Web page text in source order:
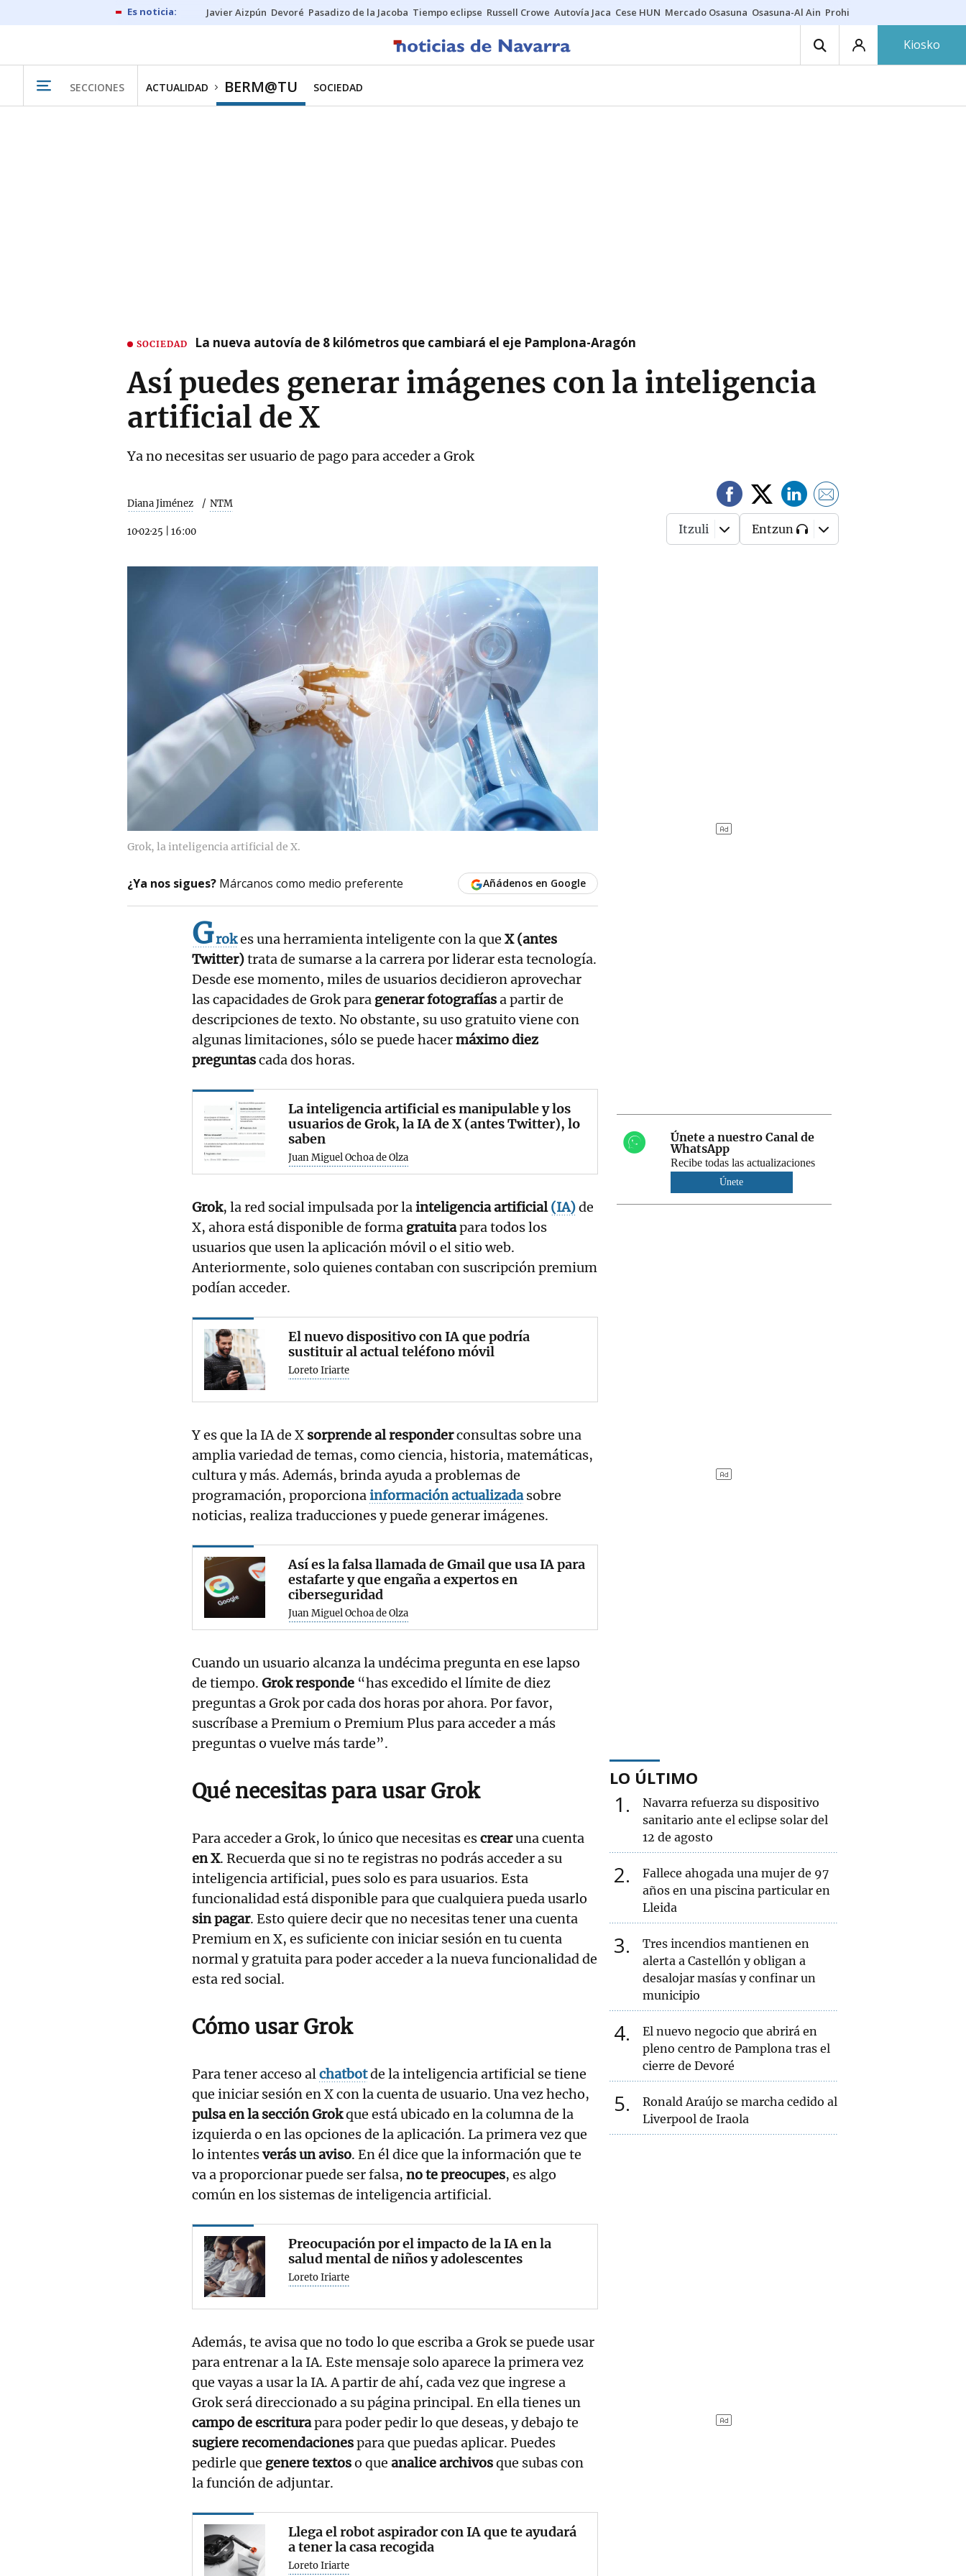
Javier Aizpún Devoré Pasadizo de la Jacoba Tiempo eclipse Russell Crowe Autovía Jaca Cese HUN Mercado Osasuna Osasuna-Al Ain Prohibiciones eclipse
Kiosko
SECCIONES ACTUALIDAD BERM@TU SOCIEDAD
SOCIEDAD La nueva autovía de 8 kilómetros que cambiará el eje Pamplona-Aragón
Así puedes generar imágenes con la inteligencia
artificial de X
Ya no necesitas ser usuario de pago para acceder a Grok
Diana Jiménez NTM
10·02·25 16:00 Itzuli Entzun
Grok, la inteligencia artificial de X.
¿Ya nos sigues? Márcanos como medio preferente Añádenos en Google
Grokes una herramienta inteligente con la que X (antes
Twitter)trata de sumarse a la carrera por liderar esta tecnología.
Desde ese momento, miles de usuarios decidieron aprovechar
las capacidades de Grok para generar fotografíasa partir de
descripciones de texto. No obstante, su uso gratuito viene con
algunas limitaciones, sólo se puede hacermáximo diez
preguntascada dos horas.
La inteligencia artificial es manipulable y los
usuarios de Grok, la IA de X (antes Twitter), lo
saben
Juan Miguel Ochoa de Olza
Grok, la red social impulsada por lainteligencia artificial(IA)de
X, ahora está disponible de forma gratuitapara todos los
usuarios que usen la aplicación móvil o el sitio web.
Anteriormente, solo quienes contaban con suscripción premium
podían acceder.
El nuevo dispositivo con IA que podría
sustituir al actual teléfono móvil
Loreto Iriarte
Y es que la IA de X sorprende al responderconsultas sobre una
amplia variedad de temas, como ciencia, historia, matemáticas,
cultura y más. Además, brinda ayuda a problemas de
programación, proporcionainformación actualizadasobre
noticias, realiza traducciones y puede generar imágenes.
Así es la falsa llamada de Gmail que usa IA para
estafarte y que engaña a expertos en
ciberseguridad
Juan Miguel Ochoa de Olza
Cuando un usuario alcanza la undécima pregunta en ese lapso
de tiempo. Grok responde “has excedido el límite de diez
preguntas a Grok por cada dos horas por ahora. Por favor,
suscríbase a Premium o Premium Plus para acceder a más
preguntas o vuelve más tarde”.
Qué necesitas para usar Grok
Para acceder a Grok, lo único que necesitas escrearuna cuenta
en X. Recuerda que si no te registras no podrás acceder a su
inteligencia artificial, pues solo es para usuarios. Esta
funcionalidad está disponible para que cualquiera pueda usarlo
sin pagar. Esto quiere decir que no necesitas tener una cuenta
Premium en X, es suficiente con iniciar sesión en tu cuenta
normal y gratuita para poder acceder a la nueva funcionalidad de
esta red social.
Cómo usar Grok
Para tener acceso alchatbotde la inteligencia artificial se tiene
que iniciar sesión en X con la cuenta de usuario. Una vez hecho,
pulsa en la sección Grokque está ubicado en la columna de la
izquierda o en las opciones de la aplicación. La primera vez que
lo intentesverás un aviso. En él dice que la información que te
va a proporcionar puede ser falsa, no te preocupes, es algo
común en los sistemas de inteligencia artificial.
Preocupación por el impacto de la IA en la
salud mental de niños y adolescentes
Loreto Iriarte
Además, te avisa que no todo lo que escriba a Grok se puede usar
para entrenar a la IA. Este mensaje solo aparece la primera vez
que vayas a usar la IA. A partir de ahí, cada vez que ingrese a
Grok será direccionado a su página principal. En ella tienes un
campo de escriturapara poder pedir lo que deseas, y debajo te
sugiere recomendacionespara que puedas aplicar. Puedes
pedirle que genere textoso que analice archivosque subas con
la función de adjuntar.
Llega el robot aspirador con IA que te ayudará
a tener la casa recogida
Loreto Iriarte
Únete a nuestro Canal de
WhatsApp
Recibe todas las actualizaciones
Únete
LO ÚLTIMO
1
Navarra refuerza su dispositivo
sanitario ante el eclipse solar del
12 de agosto
2
Fallece ahogada una mujer de 97
años en una piscina particular en
Lleida
3
Tres incendios mantienen en
alerta a Castellón y obligan a
desalojar masías y confinar un
municipio
4
El nuevo negocio que abrirá en
pleno centro de Pamplona tras el
cierre de Devoré
5
Ronald Araújo se marcha cedido al
Liverpool de Iraola